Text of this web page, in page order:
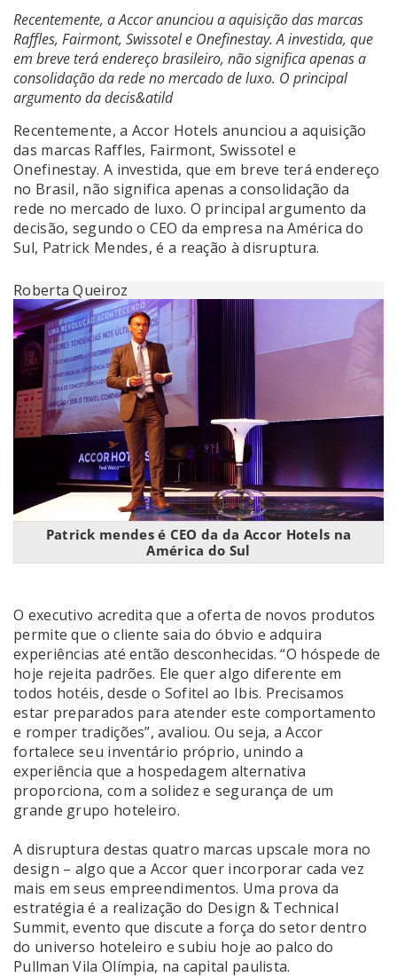
Recentemente, a Accor anunciou a aquisição das marcas
Raffles, Fairmont, Swissotel e Onefinestay. A investida, que
em breve terá endereço brasileiro, não significa apenas a
consolidação da rede no mercado de luxo. O principal
argumento da decis&atild
Recentemente, a Accor Hotels anunciou a aquisição
das marcas Raffles, Fairmont, Swissotel e
Onefinestay. A investida, que em breve terá endereço
no Brasil, não significa apenas a consolidação da
rede no mercado de luxo. O principal argumento da
decisão, segundo o CEO da empresa na América do
Sul, Patrick Mendes, é a reação à disruptura.
Roberta Queiroz
Patrick mendes é CEO da da Accor Hotels na
América do Sul
O executivo acredita que a oferta de novos produtos
permite que o cliente saia do óbvio e adquira
experiências até então desconhecidas. “O hóspede de
hoje rejeita padrões. Ele quer algo diferente em
todos hotéis, desde o Sofitel ao Ibis. Precisamos
estar preparados para atender este comportamento
e romper tradições”, avaliou. Ou seja, a Accor
fortalece seu inventário próprio, unindo a
experiência que a hospedagem alternativa
proporciona, com a solidez e segurança de um
grande grupo hoteleiro.
A disruptura destas quatro marcas upscale mora no
design – algo que a Accor quer incorporar cada vez
mais em seus empreendimentos. Uma prova da
estratégia é a realização do Design & Technical
Summit, evento que discute a força do setor dentro
do universo hoteleiro e subiu hoje ao palco do
Pullman Vila Olímpia, na capital paulista.